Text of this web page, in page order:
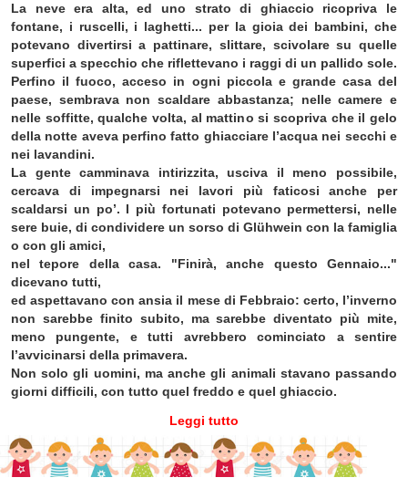
La neve era alta, ed uno strato di ghiaccio ricopriva le
fontane, i ruscelli, i laghetti... per la gioia dei bambini, che
potevano divertirsi a pattinare, slittare, scivolare su quelle
superfici a specchio che riflettevano i raggi di un pallido sole.
Perfino il fuoco, acceso in ogni piccola e grande casa del
paese, sembrava non scaldare abbastanza; nelle camere e
nelle soffitte, qualche volta, al mattino si scopriva che il gelo
della notte aveva perfino fatto ghiacciare l’acqua nei secchi e
nei lavandini.
La gente camminava intirizzita, usciva il meno possibile,
cercava di impegnarsi nei lavori più faticosi anche per
scaldarsi un po’. I più fortunati potevano permettersi, nelle
sere buie, di condividere un sorso di Glühwein con la famiglia
o con gli amici,
nel tepore della casa. "Finirà, anche questo Gennaio..."
dicevano tutti,
ed aspettavano con ansia il mese di Febbraio: certo, l’inverno
non sarebbe finito subito, ma sarebbe diventato più mite,
meno pungente, e tutti avrebbero cominciato a sentire
l’avvicinarsi della primavera.
Non solo gli uomini, ma anche gli animali stavano passando
giorni difficili, con tutto quel freddo e quel ghiaccio.
Leggi tutto